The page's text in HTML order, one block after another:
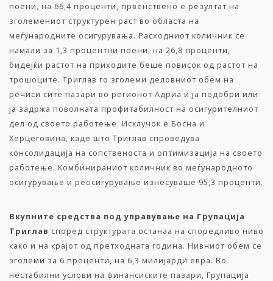
поени, на 66,4 проценти, првенствено е резултат на
зголемениот структурен раст во областа на
меѓународните осигурувања. Расходниот количник се
намали за 1,3 процентни поени, на 26,8 проценти,
бидејќи растот на приходите беше повисок од растот на
трошоците. Триглав го зголеми деловниот обем на
речиси сите пазари во регионот Адриа и ја подобри или
ја задржа поволната профитабилност на осигурителниот
дел од своето работење. Исклучок е Босна и
Херцеговина, каде што Триглав спроведува
консолидација на сопственоста и оптимизација на своето
работење. Комбинираниот количник во меѓународното
осигурување и реосигурување изнесуваше 95,3 проценти.
Вкупните средства под управување на Групација
Триглав според структурата останаа на споредливо ниво
како и на крајот од претходната година. Нивниот обем се
зголеми за 6 проценти, на 6,3 милијарди евра. Во
нестабилни услови на финансиските пазари, Групација